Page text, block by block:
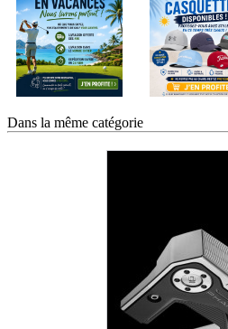
Dans la même catégorie